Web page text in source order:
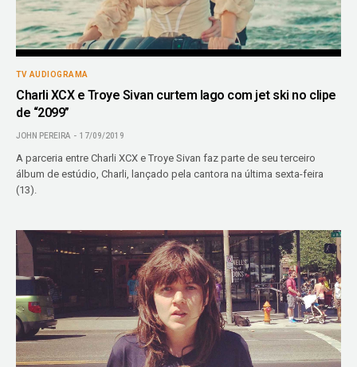
TV AUDIOGRAMA
Charli XCX e Troye Sivan curtem lago com jet ski no clipe
de “2099”
JOHN PEREIRA 17/09/2019
A parceria entre Charli XCX e Troye Sivan faz parte de seu terceiro
álbum de estúdio, Charli, lançado pela cantora na última sexta-feira
(13).